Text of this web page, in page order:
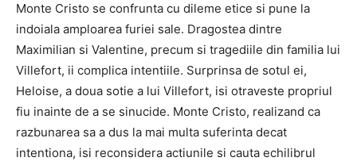
Monte Cristo se confrunta cu dileme etice si pune la
indoiala amploarea furiei sale. Dragostea dintre
Maximilian si Valentine, precum si tragediile din familia lui
Villefort, ii complica intentiile. Surprinsa de sotul ei,
Heloise, a doua sotie a lui Villefort, isi otraveste propriul
fiu inainte de a se sinucide. Monte Cristo, realizand ca
razbunarea sa a dus la mai multa suferinta decat
intentiona, isi reconsidera actiunile si cauta echilibrul